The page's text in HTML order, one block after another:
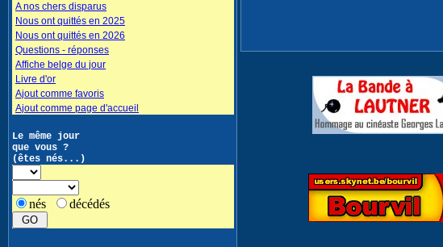
A nos chers disparus
Nous ont quittés en 2025
Nous ont quittés en 2026
Questions - réponses
Affiche belge du jour
Livre d'or
Ajout comme favoris
Ajout comme page d'accueil
Le même jour
que vous ?
(êtes nés...)
nés décédés